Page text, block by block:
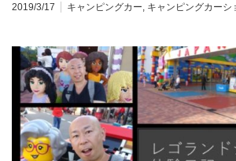
2019/3/17
キャンピングカー, キャンピングカーシ